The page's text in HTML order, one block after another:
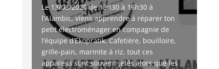
Le 13/08/2026 de 13h30 à 16h30 à
l'Alambic, viens apprendre à réparer ton
petit électroménager en compagnie de
l’équipe d’Ekopratik. Cafetière, bouilloire,
grille-pain, marmite à riz, tout ces
appareils sont souvent jetés alors que les